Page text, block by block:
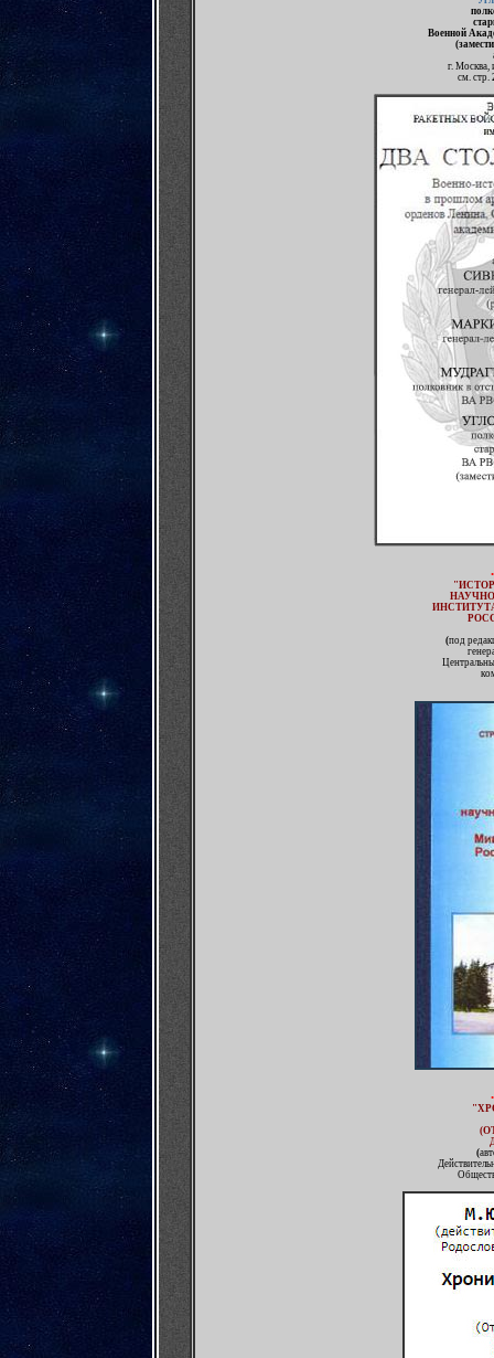
Военной
г. Москва,
см. стр.
"
(под
"
(